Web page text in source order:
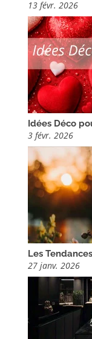
13 févr. 2026
Idées Déco
3 févr. 2026
Les
27 janv. 2026